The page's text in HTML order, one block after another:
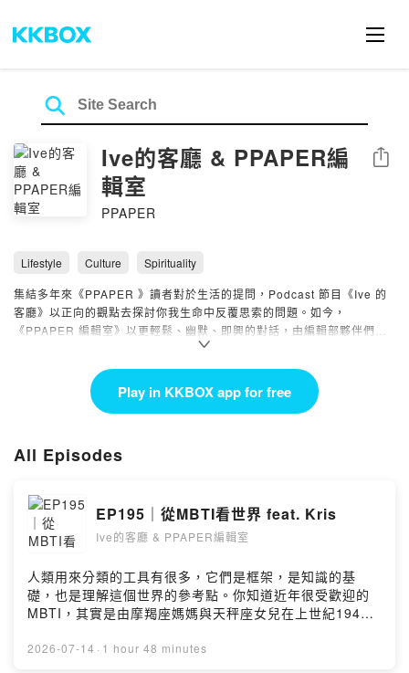
Ive的客廳 & PPAPER編
輯室
PPAPER
Share
Lifestyle Culture
Spirituality
集結多年來《PPAPER 》讀者對於生活的提問，Podcast 節目《Ive 的
客廳》以正向的觀點去探討你我生命中反覆思索的問題。如今，
《PPAPER 編輯室》以更輕鬆、幽默、即興的對話，由編輯部夥伴們解
析生活中，從食衣住行到七情六慾的大大小事 -- Powered by Firstory
Powered by Firstory Hosting
Play in KKBOX app for free
All Episodes
EP195｜從MBTI看世界 feat. Kris
Ive的客廳 & PPAPER編輯室
人類用來分類的工具有很多，它們是框架，是知識的基
礎，也是理解這個世界的參考點。你知道近年很受歡迎的
MBTI，其實是由摩羯座媽媽與天秤座女兒在上世紀1940
心理學開始，探討MBTI的內涵，以及不同型人格之間理解
2026-07-14 · 1 hour 48 minutes